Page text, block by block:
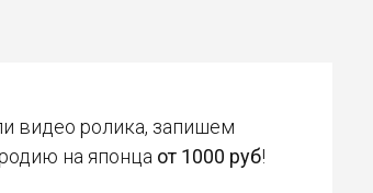
видео ролика, запишем
на японца от 1000 руб!